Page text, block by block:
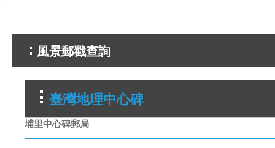
風景郵戳查詢
臺灣地理中心碑
埔里中心碑郵局